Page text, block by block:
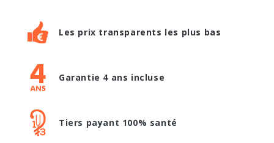
Les prix transparents les plus bas
Garantie 4 ans incluse
Tiers payant 100% santé